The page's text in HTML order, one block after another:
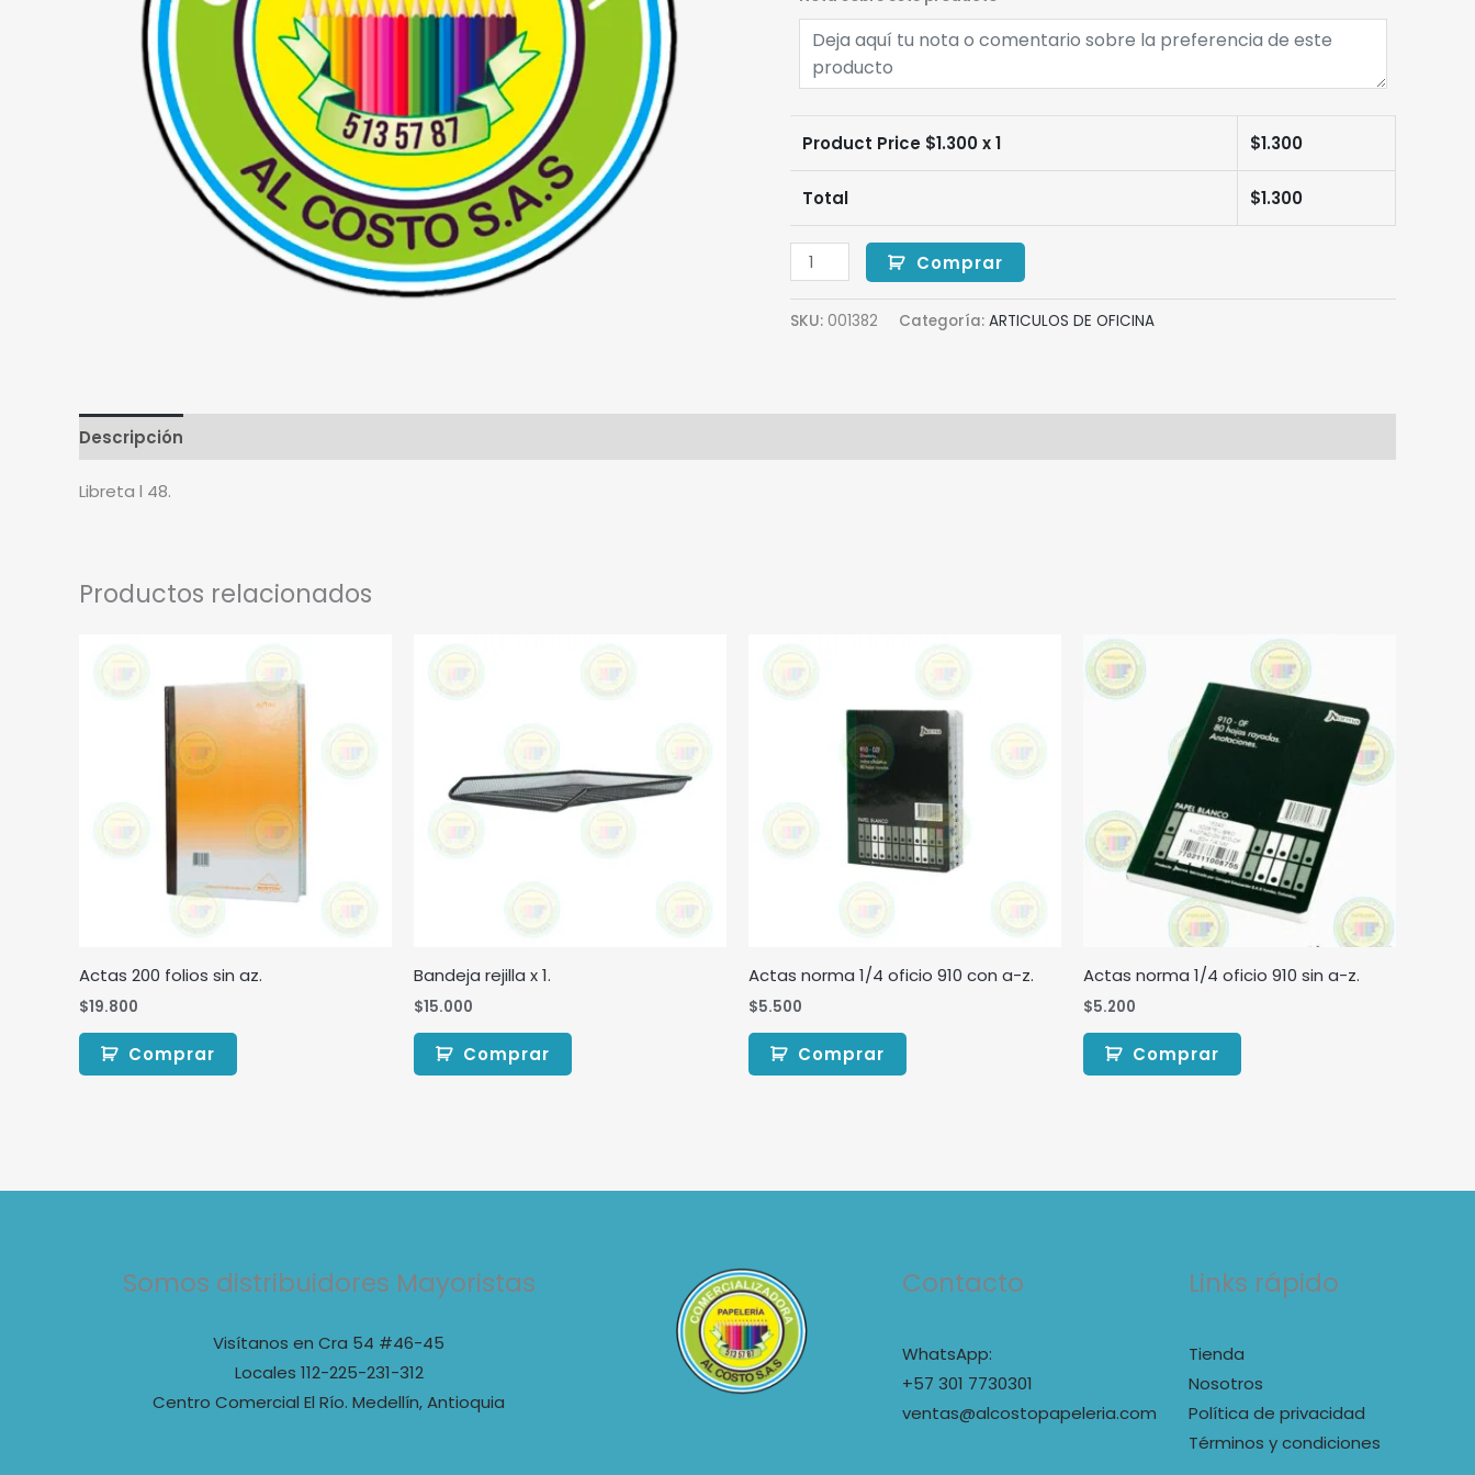
Product Price $1.300x 1 $1.300
Total $1.300
Comprar
SKU: 001382 Categoría: ARTICULOS DE OFICINA
Descripción
Libreta l 48.
Productos relacionados
Actas 200 folios sin az.
$19.800
Comprar
Bandeja rejilla x 1.
$15.000
Comprar
Actas norma 1/4 oficio 910 con a-z.
$5.500
Comprar
Actas norma 1/4 oficio 910 sin a-z.
$5.200
Comprar
Somos distribuidores Mayoristas
Visítanos en Cra 54 #46-45
Locales 112-225-231-312
Centro Comercial El Río. Medellín, Antioquia
Contacto
WhatsApp:
+57 301 7730301
ventas@alcostopapeleria.com
Links rápido
Tienda
Nosotros
Política de privacidad
Términos y condiciones